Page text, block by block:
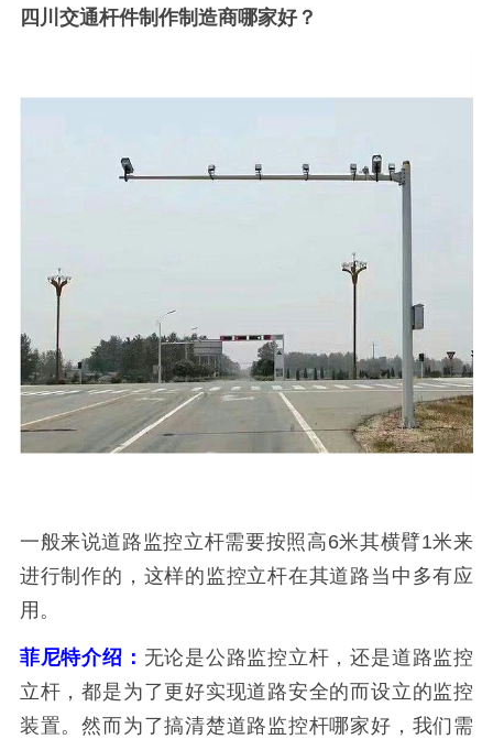
四川交通杆件制作制造商哪家好？
一般来说道路监控立杆需要按照高6米其横臂1米来
进行制作的，这样的监控立杆在其道路当中多有应
用。
菲尼特介绍： 无论是公路监控立杆，还是道路监控
立杆，都是为了更好实现道路安全的而设立的监控
装置。然而为了搞清楚道路监控杆哪家好，我们需